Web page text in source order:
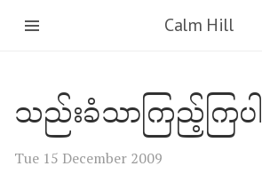
Calm Hill
သည်းခံသာကြည့်ကြပါ
Tue 15 December 2009